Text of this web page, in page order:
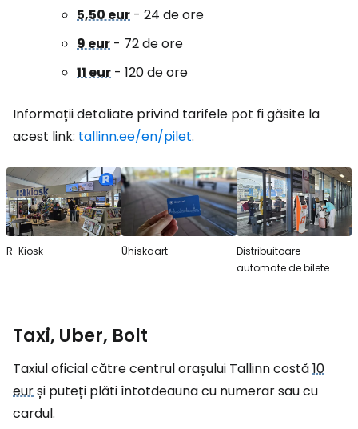
5,50 eur - 24 de ore
9 eur - 72 de ore
11 eur - 120 de ore
Informații detaliate privind tarifele pot fi găsite la
acest link: tallinn.ee/en/pilet.
R-Kiosk Ühiskaart
Distribuitoare
automate de bilete
Taxi, Uber, Bolt
Taxiul oficial către centrul orașului Tallinn costă10
eurși puteți plăti întotdeauna cu numerar sau cu
cardul.